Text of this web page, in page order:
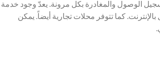
الضيوف من تسجيل الوصول والمغادرة بكل مرونة. يعدّ وجود خدمة
كما تتوفر محلات تجارية أيضاً. يمكن